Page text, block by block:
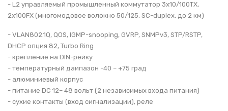
- L2 управляемый промышленный коммутатор 3x10/100TX,
2x100FX (многомодовое волокно 50/125, SC-duplex, до 2 км)
- VLAN802.1Q, QOS, IGMP-snooping, GVRP, SNMPv3, STP/RSTP,
DHCP опция 82, Turbo Ring
- крепление на DIN-рейку
- температурный даипазон -40 – +75 град
- алюминиевый корпус
- питание DC 12– 48 вольт (2 независимых входа питания)
- сухие контакты (вход сигнализации), реле